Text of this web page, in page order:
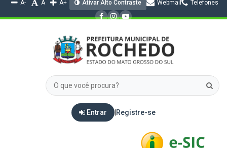
A- A A+ Ativar Alto Contraste Webmail Telefones
Entrar Registre-se